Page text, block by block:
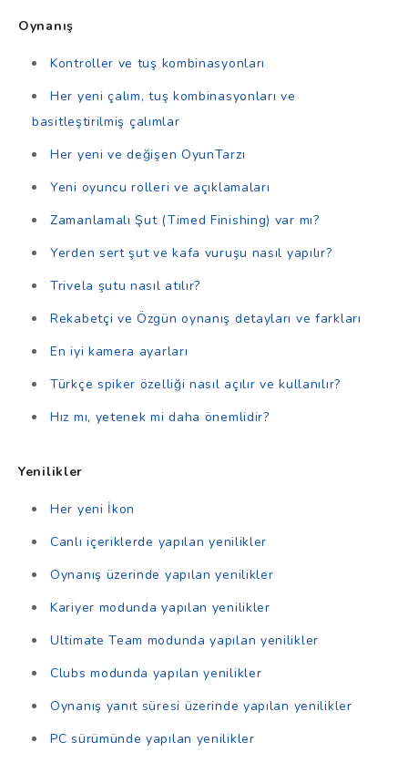
Oynanış
Kontroller ve tuş kombinasyonları
Her yeni çalım, tuş kombinasyonları ve
basitleştirilmiş çalımlar
Her yeni ve değişen OyunTarzı
Yeni oyuncu rolleri ve açıklamaları
Zamanlamalı Şut (Timed Finishing) var mı?
Yerden sert şut ve kafa vuruşu nasıl yapılır?
Trivela şutu nasıl atılır?
Rekabetçi ve Özgün oynanış detayları ve farkları
En iyi kamera ayarları
Türkçe spiker özelliği nasıl açılır ve kullanılır?
Hız mı, yetenek mi daha önemlidir?
Yenilikler
Her yeni İkon
Canlı içeriklerde yapılan yenilikler
Oynanış üzerinde yapılan yenilikler
Kariyer modunda yapılan yenilikler
Ultimate Team modunda yapılan yenilikler
Clubs modunda yapılan yenilikler
Oynanış yanıt süresi üzerinde yapılan yenilikler
PC sürümünde yapılan yenilikler